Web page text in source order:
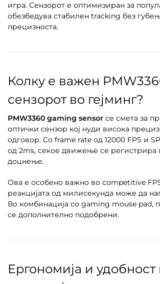
игра. Сензорот е оптимизиран за
обезбедува стабилен tracking без
прецизноста.
Колку е важен
сензорот во гејминг?
PMW3360 gaming sensor се смета за
оптички сензор кој нуди висока
одговор. Со frame rate од 12000 FPS и
од 2ms, секое движење се регистрира
доцнење.
Ова е особено важно во competitive
реакцијата од милисекунда може да
Во комбинација со gaming mouse pad,
се дополнително подобрени.
Ергономија и удобност